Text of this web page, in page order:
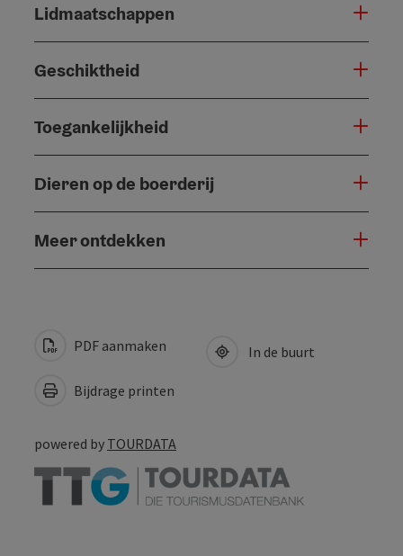
Lidmaatschappen
Geschiktheid
Toegankelijkheid
Dieren op de boerderij
Meer ontdekken
PDF aanmaken
Bijdrage printen
In de buurt
powered by TOURDATA